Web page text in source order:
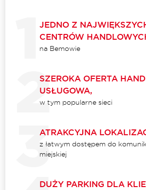
JEDNO Z
CENTRÓW
na Bemowie
SZEROKA OFERTA
USŁUGOWA,
w tym popularne sieci
ATRAKCYJNA
z łatwym dostępem do
miejskiej
DUŻY PARKING DLA